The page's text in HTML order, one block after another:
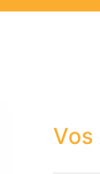
Vos